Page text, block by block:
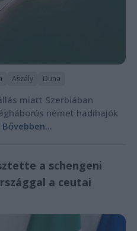
Aszály Duna
miatt Szerbiában
német hadihajók
Bővebben...
a schengeni
a ceutai